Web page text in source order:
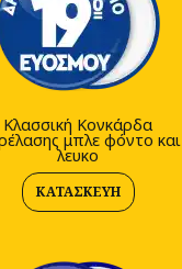
Κλασσική Κονκάρδα
μπλε φόντο και
λευκο
ΚΑΤΑΣΚΕΥΉ